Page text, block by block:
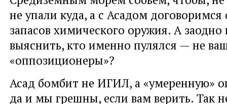
не упали куда, а с Асадом
запасов химического оружия. А
выяснить, кто именно пулялся — не
«оппозиционеры»?
Асад бомбит не ИГИЛ, а «умеренную»
да и мы грешны, если вам верить. Так